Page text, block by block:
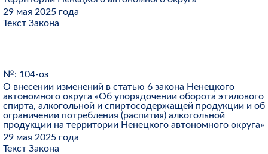
29 мая 2025 года
Текст Закона
№: 104-оз
О внесении изменений в статью 6 закона Ненецкого
автономного округа «Об упорядочении оборота этилового
спирта, алкогольной и спиртосодержащей продукции и об
ограничении потребления (распития) алкогольной
продукции на территории Ненецкого автономного округа»
29 мая 2025 года
Текст Закона